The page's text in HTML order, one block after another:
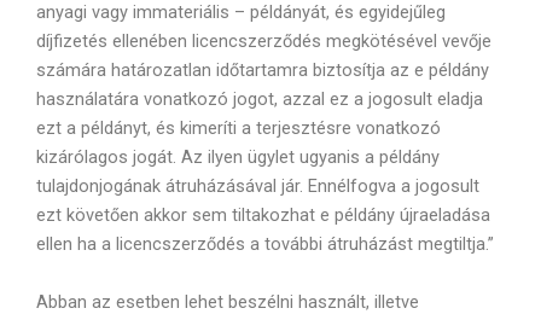
anyagi vagy immateriális – példányát, és egyidejűleg
díjfizetés ellenében licencszerződés megkötésével vevője
számára határozatlan időtartamra biztosítja az e példány
használatára vonatkozó jogot, azzal ez a jogosult eladja
ezt a példányt, és kimeríti a terjesztésre vonatkozó
kizárólagos jogát. Az ilyen ügylet ugyanis a példány
tulajdonjogának átruházásával jár. Ennélfogva a jogosult
ezt követően akkor sem tiltakozhat e példány újraeladása
ellen ha a licencszerződés a további átruházást megtiltja.”
Abban az esetben lehet beszélni használt, illetve